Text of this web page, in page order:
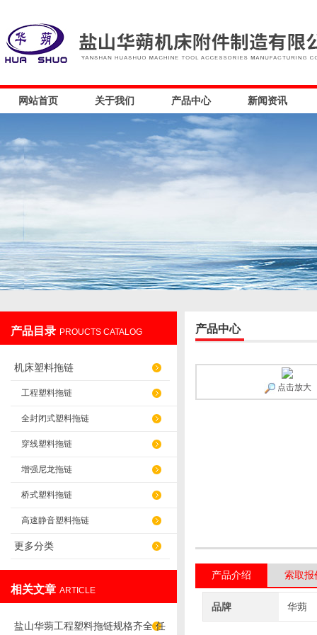
网站首页 关于我们 产品中心 新闻资讯
产品目录 PROUCTS CATALOG
机床塑料拖链
工程塑料拖链
全封闭式塑料拖链
穿线塑料拖链
增强尼龙拖链
桥式塑料拖链
高速静音塑料拖链
更多分类
相关文章 ARTICLE
盐山华蒴工程塑料拖链规格齐全 任
产品中心
点击放大
产品介绍 索取报
品牌 华蒴